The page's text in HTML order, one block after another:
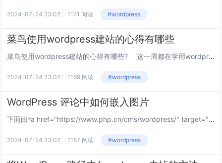
2024-07-24 23:02 1171 阅读 #wordpress
菜鸟使用wordpress建站的心得有哪些
菜鸟使用wordpress建站的心得有哪些? 这一周都在学用wordpress来做独立博客，然后也积累了一些菜鸟的心得。我把它记录下来以帮助和我一样的菜鸟，高手请不要见笑. 推荐：《WordPress教程》 一 主题 ...
2024-07-24 23:02 1169 阅读 #wordpress
WordPress 评论中如何嵌入图片
下面由˂a href="https://www.php.cn/cms/wordpress/" target="_blank">wordpress建站教程栏目给大家介绍wordpress 评论中嵌入图片的方法，希望对需要的朋友有所帮助！...
2024-07-24 23:02 1187 阅读 #wordpress